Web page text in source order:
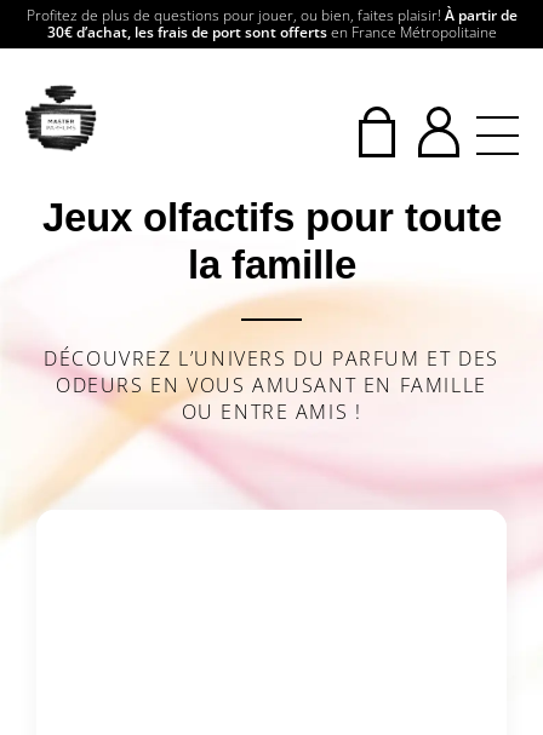
Profitez de plus de questions pour jouer, ou bien, faites plaisir! À partir de
30€ d’achat, les frais de port sont offertsen France Métropolitaine
Jeux olfactifs pour toute
la famille
DÉCOUVREZ L’UNIVERS DU PARFUM ET DES
ODEURS EN VOUS AMUSANT EN FAMILLE
OU ENTRE AMIS !